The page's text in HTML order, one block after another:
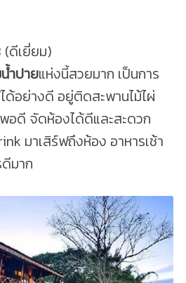
(ดีเยี่ยม)
ำปายแห่งนี้สวยมาก เป็นการ
ได้อย่างดี อยู่ติดสะพานไม้ไผ่
อดี จัดห้องได้ดีและสะดวก
มาเสิร์ฟถึงห้อง อาหารเช้า
มาก